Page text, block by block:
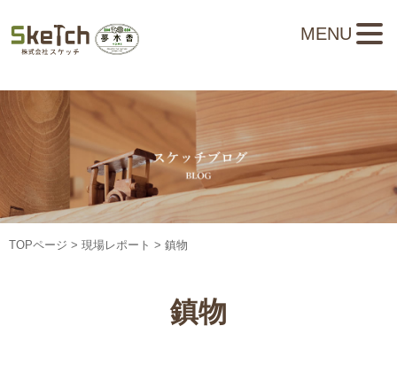
TOPページ > 現場レポート > 鎮物
鎮物
MENU